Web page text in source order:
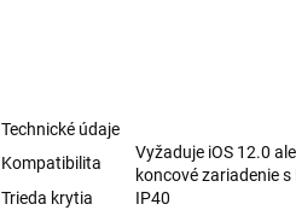
Technické údaje
Kompatibilita
Vyžaduje iOS 12.0
koncové zariadenie
Trieda krytia
IP40